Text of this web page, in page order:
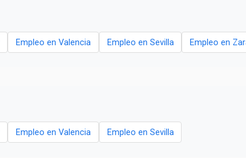
Empleo en Valencia Empleo en Sevilla Empleo en
Empleo en Valencia Empleo en Sevilla